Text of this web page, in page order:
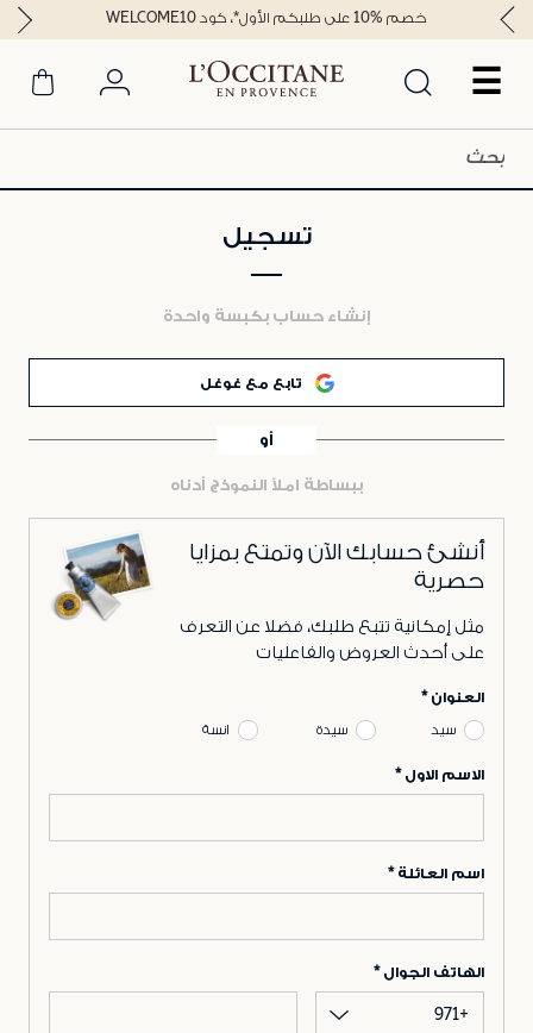
☰
خصم %10 على طلبكم الأول*، كود WELCOME10
تسجيل
إنشاء حساب بكبسة واحدة
تابع مع غوغل
أو
ببساطة املأ النموذج أدناه
أنشئ حسابك الآن وتمتع بمزايا
حصرية
مثل إمكانية تتبع طلبك، فضلا عن التعرف
على أحدث العروض والفاعليات
العنوان
سيد سيدة انسة
الاسم الاول
اسم العائلة
الهاتف الجوال
+971